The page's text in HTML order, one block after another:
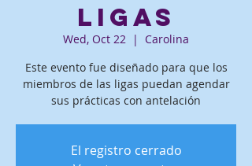
ligas
Wed, Oct 22
  |
Carolina
Este evento fue diseñado para que los
miembros de las ligas puedan agendar
sus prácticas con antelación
El registro cerrado